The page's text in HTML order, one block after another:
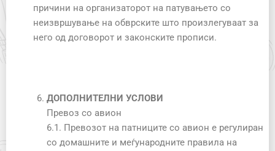
причини на организаторот на патувањето со
неизвршување на обврските што произлегуваат за
него од договорот и законските прописи.
ДОПОЛНИТЕЛНИ УСЛОВИ
Превоз со авион
6.1. Превозот на патниците со авион е регулиран
со домашните и меѓународните правила на